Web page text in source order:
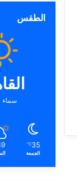
الطقس
سماء
35
℃
الجمعة